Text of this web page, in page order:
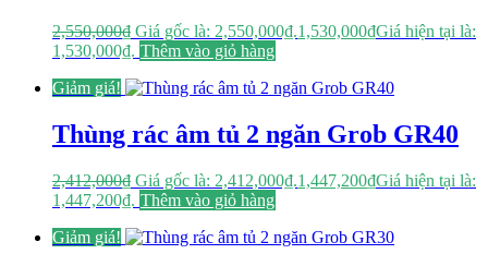
2,550,000₫ Giá gốc là: 2,550,000₫.1,530,000₫Giá hiện tại là:
1,530,000₫. Thêm vào giỏ hàng
Giảm giá!
Thùng rác âm tủ 2 ngăn Grob GR40
2,412,000₫ Giá gốc là: 2,412,000₫.1,447,200₫Giá hiện tại là:
1,447,200₫. Thêm vào giỏ hàng
Giảm giá!